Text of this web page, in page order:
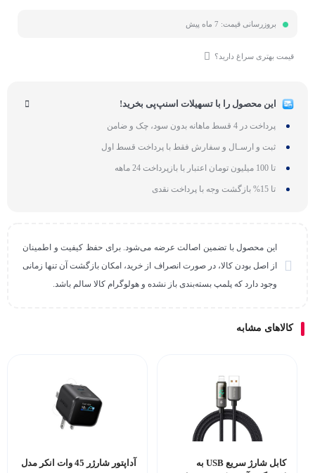
بروزرسانی قیمت: 7 ماه پیش
قیمت بهتری سراغ دارید؟
این محصول را با تسهیلات اسنپ‌پی بخرید!
پرداخت در 4 قسط ماهانه بدون سود، چک و ضامن
ثبت و ارسـال و سفارش فقط با پرداخت قسط اول
تا 100 میلیون تومان اعتبار با بازپرداخت 24 ماهه
تا 15% بازگشت وجه با پرداخت نقدی
این محصول با تضمین اصالت عرضه می‌شود. برای حفظ کیفیت و اطمینان
از اصل بودن کالا، در صورت انصراف از خرید، امکان بازگشت آن تنها زمانی
وجود دارد که پلمپ بسته‌بندی باز نشده و هولوگرام کالا سالم باشد.
کالاهای مشابه
کابل شارژ سریع USB به
آداپتور شارژر 45 وات انکر مدل